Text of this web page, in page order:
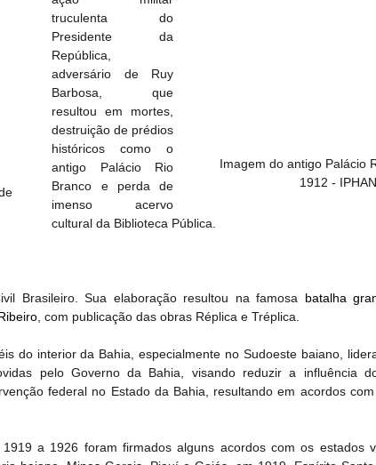
Imagem do antigo Palácio
1912 - IPHAN
truculenta do
Presidente da
República,
adversário de Ruy
Barbosa, que
resultou em mortes,
destruição de prédios
históricos como o
antigo Palácio Rio
Branco e perda de
imenso acervo
cultural da Biblioteca Pública.
Brasileiro. Sua elaboração resultou na famosa batalha
, com publicação das obras Réplica e Tréplica.
do interior da Bahia, especialmente no Sudoeste baiano,
pelo Governo da Bahia, visando reduzir a influência
federal no Estado da Bahia, resultando em acordos
a 1926 foram firmados alguns acordos com os estados